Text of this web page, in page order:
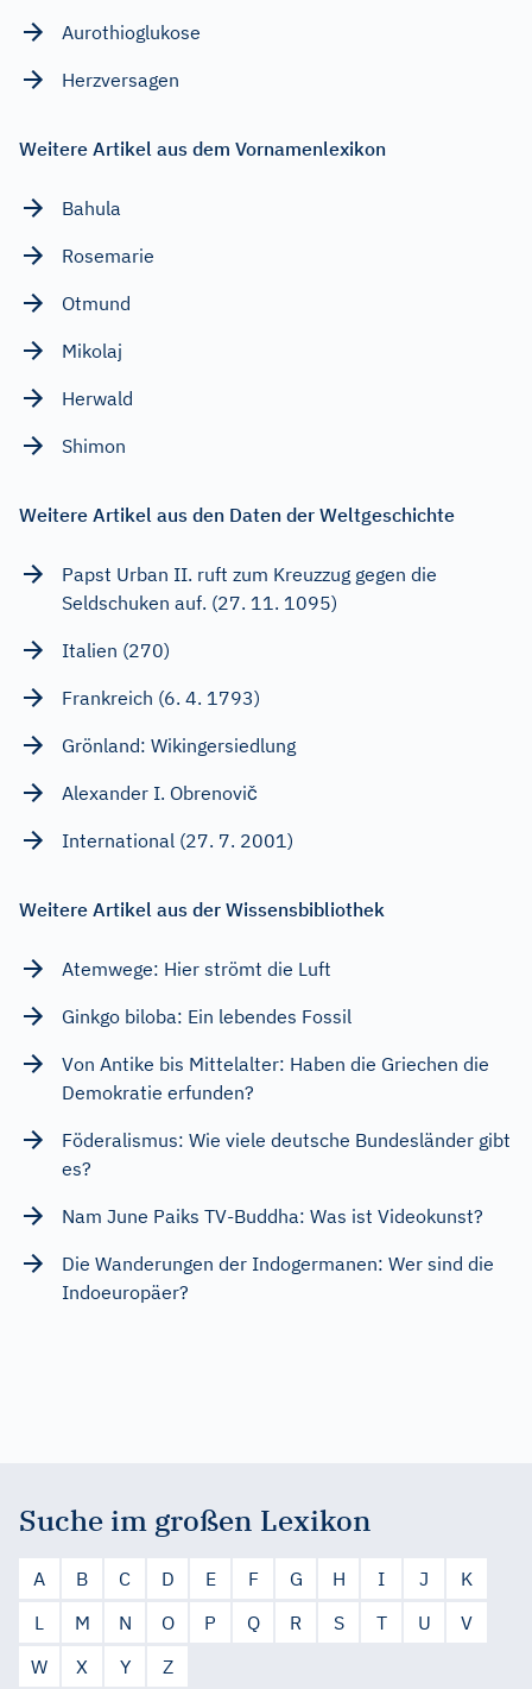
Aurothioglukose
Herzversagen
Weitere Artikel aus dem Vornamenlexikon
Bahula
Rosemarie
Otmund
Mikolaj
Herwald
Shimon
Weitere Artikel aus den Daten der Weltgeschichte
Papst Urban II. ruft zum Kreuzzug gegen die
Seldschuken auf. (27. 11. 1095)
Italien (270)
Frankreich (6. 4. 1793)
Grönland: Wikingersiedlung
Alexander I. Obrenovič
International (27. 7. 2001)
Weitere Artikel aus der Wissensbibliothek
Atemwege: Hier strömt die Luft
Ginkgo biloba: Ein lebendes Fossil
Von Antike bis Mittelalter: Haben die Griechen die
Demokratie erfunden?
Föderalismus: Wie viele deutsche Bundesländer gibt
es?
Nam June Paiks TV-Buddha: Was ist Videokunst?
Die Wanderungen der Indogermanen: Wer sind die
Indoeuropäer?
Suche im großen Lexikon
A B C D E F G H I J
K
L
M N O P Q R S T U
V
W
X Y Z